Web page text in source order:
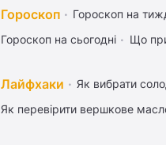
Гороскоп Гороскоп на
Гороскоп на сьогодні
Що
Лайфхаки Як вибрати
Як перевірити вершкове